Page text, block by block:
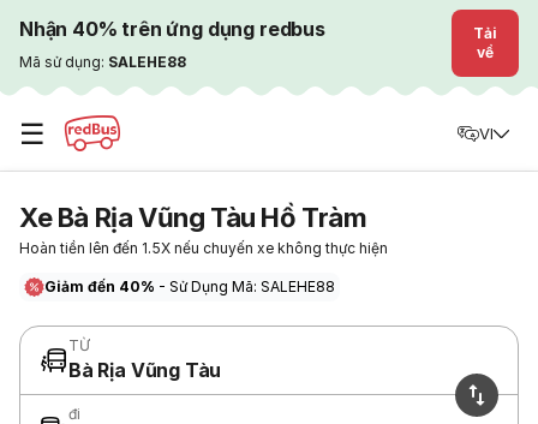
Nhận 40% trên ứng dụng redbus
Mã sử dụng: SALEHE88
Tải
về
☰ VI
Xe Bà Rịa Vũng Tàu Hồ Tràm
Hoàn tiền lên đến 1.5X nếu chuyến xe không thực hiện
Giảm đến 40% - Sử Dụng Mã: SALEHE88
TỪ
Bà Rịa Vũng Tàu
đi